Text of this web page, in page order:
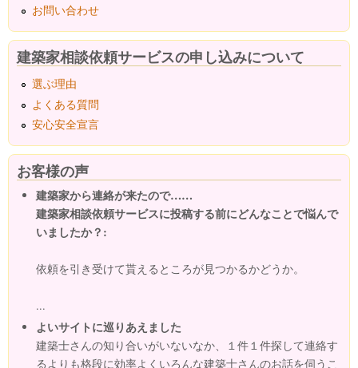
お問い合わせ
建築家相談依頼サービスの申し込みについて
選ぶ理由
よくある質問
安心安全宣言
お客様の声
建築家から連絡が来たので……
建築家相談依頼サービスに投稿する前にどんなことで悩んで
いましたか？:
依頼を引き受けて貰えるところが見つかるかどうか。
...
よいサイトに巡りあえました
建築士さんの知り合いがいないなか、１件１件探して連絡す
るよりも格段に効率よくいろんな建築士さんのお話を伺うこ